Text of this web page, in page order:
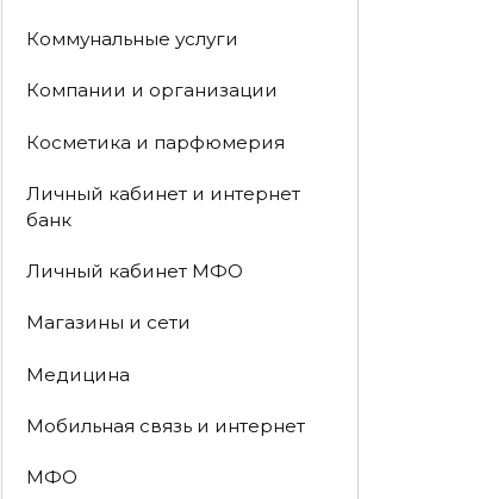
Коммунальные услуги
Компании и организации
Косметика и парфюмерия
Личный кабинет и интернет
банк
Личный кабинет МФО
Магазины и сети
Медицина
Мобильная связь и интернет
МФО